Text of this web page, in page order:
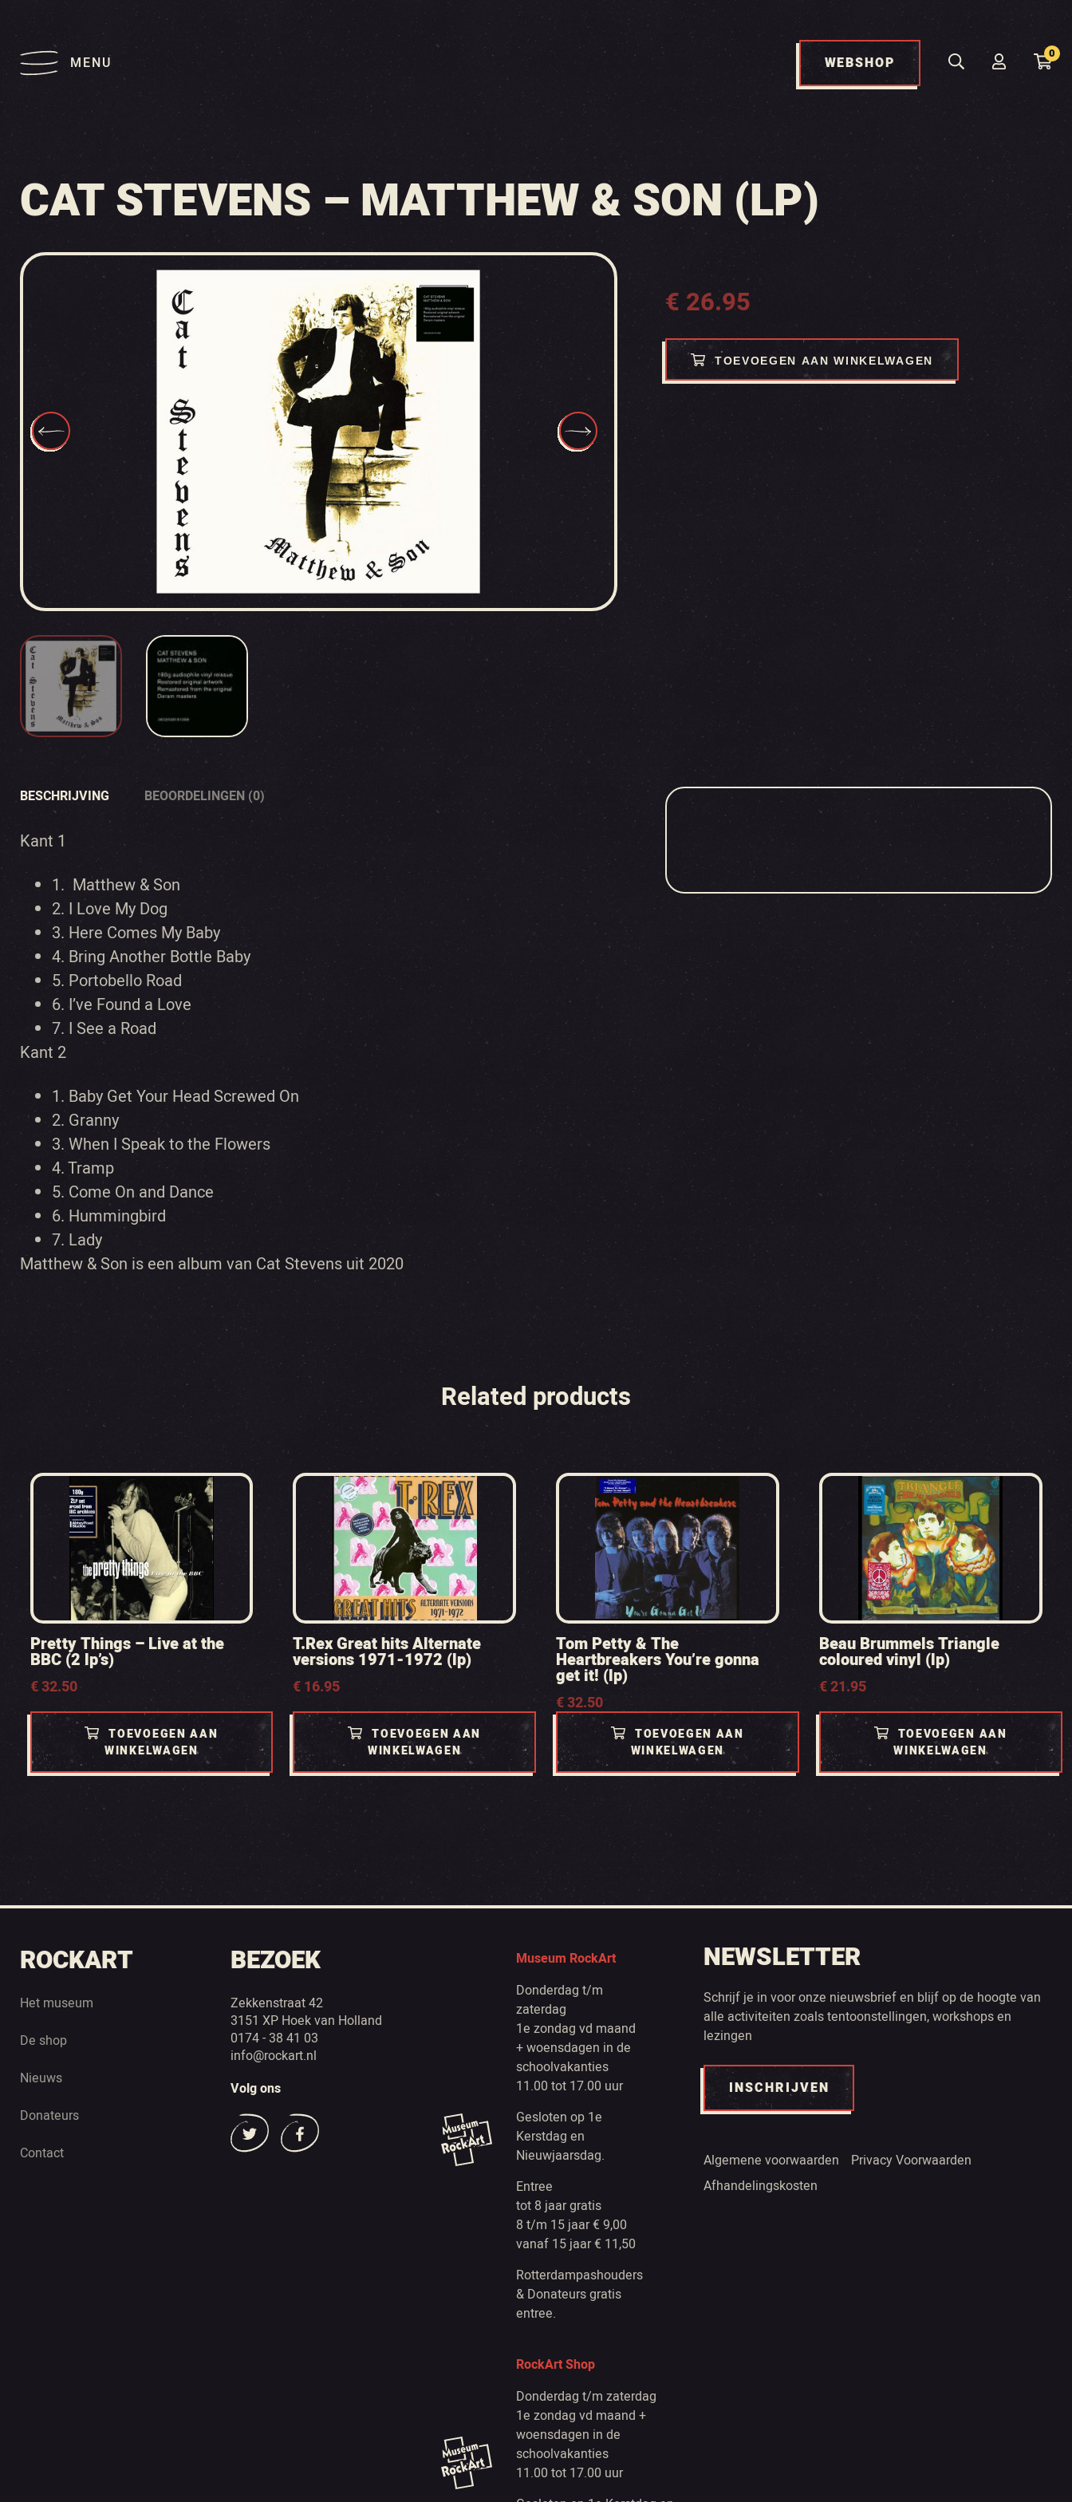
MENU WEBSHOP
0
CAT STEVENS – MATTHEW & SON (LP)
€ 26.95
TOEVOEGEN AAN WINKELWAGEN
BESCHRIJVING BEOORDELINGEN (0)
Kant 1
1. Matthew & Son
2. I Love My Dog
3. Here Comes My Baby
4. Bring Another Bottle Baby
5. Portobello Road
6. I’ve Found a Love
7. I See a Road
Kant 2
1. Baby Get Your Head Screwed On
2. Granny
3. When I Speak to the Flowers
4.Tramp
5. Come On and Dance
6. Hummingbird
7. Lady
Matthew & Son is een album van Cat Stevens uit 2020
Related products
Pretty Things – Live at the
BBC (2 lp’s)
€32.50
TOEVOEGEN AAN
WINKELWAGEN
T.Rex Great hits Alternate
versions 1971-1972 (lp)
€16.95
TOEVOEGEN AAN
WINKELWAGEN
Tom Petty & The
Heartbreakers You’re gonna
get it! (lp)
€32.50
TOEVOEGEN AAN
WINKELWAGEN
Beau Brummels Triangle
coloured vinyl (lp)
€21.95
TOEVOEGEN AAN
WINKELWAGEN
ROCKART
Het museum
De shop
Nieuws
Donateurs
Contact
BEZOEK
Zekkenstraat 42
3151 XP Hoek van Holland
0174 - 38 41 03
info@rockart.nl
Volg ons
Museum RockArt
Donderdag t/m
zaterdag
1e zondag vd maand
+ woensdagen in de
schoolvakanties
11.00 tot 17.00 uur
Gesloten op 1e
Kerstdag en
Nieuwjaarsdag.
Entree
tot 8 jaar gratis
8 t/m 15 jaar € 9,00
vanaf 15 jaar € 11,50
Rotterdampashouders
& Donateurs gratis
entree.
RockArt Shop
Donderdag t/m zaterdag
1e zondag vd maand +
woensdagen in de
schoolvakanties
11.00 tot 17.00 uur
NEWSLETTER
Schrijf je in voor onze nieuwsbrief en blijf op de hoogte van
alle activiteiten zoals tentoonstellingen, workshops en
lezingen
INSCHRIJVEN
Algemene voorwaarden
Privacy Voorwaarden
Afhandelingskosten